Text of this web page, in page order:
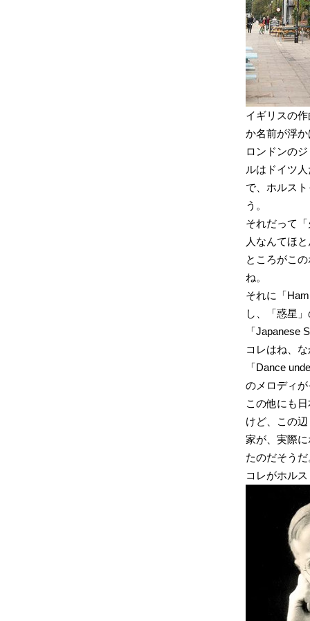
イギリスの
か名前が浮
ロンドンの
ルはドイツ
で、ホルス
う。
それだって
人なんてほ
ところがこ
ね。
それに「
し、「惑星
「Japanese
コレはね、
「Dance
のメロディ
この他にも
けど、この
家が、実際
たのだそうだ
コレがホル